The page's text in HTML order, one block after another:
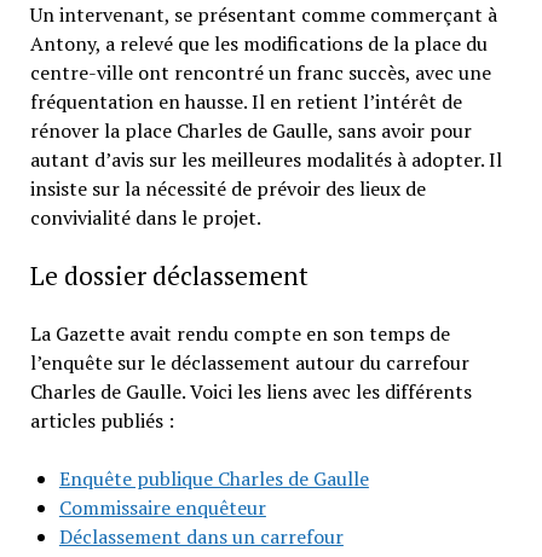
Un intervenant, se présentant comme commerçant à
Antony, a relevé que les modifications de la place du
centre-ville ont rencontré un franc succès, avec une
fréquentation en hausse. Il en retient l’intérêt de
rénover la place Charles de Gaulle, sans avoir pour
autant d’avis sur les meilleures modalités à adopter. Il
insiste sur la nécessité de prévoir des lieux de
convivialité dans le projet.
Le dossier déclassement
La Gazette avait rendu compte en son temps de
l’enquête sur le déclassement autour du carrefour
Charles de Gaulle. Voici les liens avec les différents
articles publiés :
Enquête publique Charles de Gaulle
Commissaire enquêteur
Déclassement dans un carrefour